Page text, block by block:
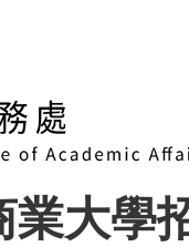
業大學